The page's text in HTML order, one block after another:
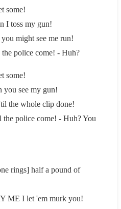
some!
I toss my gun!
might see me run!
police come! - Huh?
some!
you see my gun!
the whole clip done!
police come! - Huh? You
rings] half a pound of
ME I let 'em murk you!